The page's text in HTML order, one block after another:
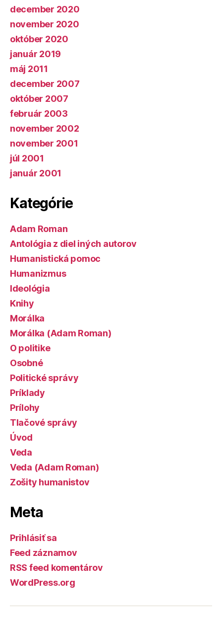
december 2020
november 2020
október 2020
január 2019
máj 2011
december 2007
október 2007
február 2003
november 2002
november 2001
júl 2001
január 2001
Kategórie
Adam Roman
Antológia z diel iných autorov
Humanistická pomoc
Humanizmus
Ideológia
Knihy
Morálka
Morálka (Adam Roman)
O politike
Osobné
Politické správy
Príklady
Prílohy
Tlačové správy
Úvod
Veda
Veda (Adam Roman)
Zošity humanistov
Meta
Prihlásiť sa
Feed záznamov
RSS feed komentárov
WordPress.org